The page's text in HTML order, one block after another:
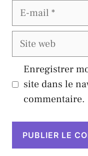
E-
Site
Enregistrer
site dans le
commentaire.